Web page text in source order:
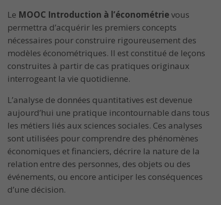
Le MOOC Introduction à l’économétrievous
permettra d’acquérir les premiers concepts
nécessaires pour construire rigoureusement des
modèles économétriques. Il est constitué de leçons
construites à partir de cas pratiques originaux
interrogeant la vie quotidienne.
L’analyse de données quantitatives est devenue
aujourd’hui une pratique incontournable dans tous
les métiers liés aux sciences sociales. Ces analyses
sont utilisées pour comprendre des phénomènes
économiques et financiers, décrire la nature de la
relation entre des personnes, des objets ou des
événements, ou encore anticiper les conséquences
d’une décision.